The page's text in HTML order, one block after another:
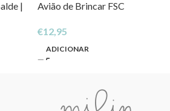
|
Avião de Brincar FSC
€12,95
ADICIONAR